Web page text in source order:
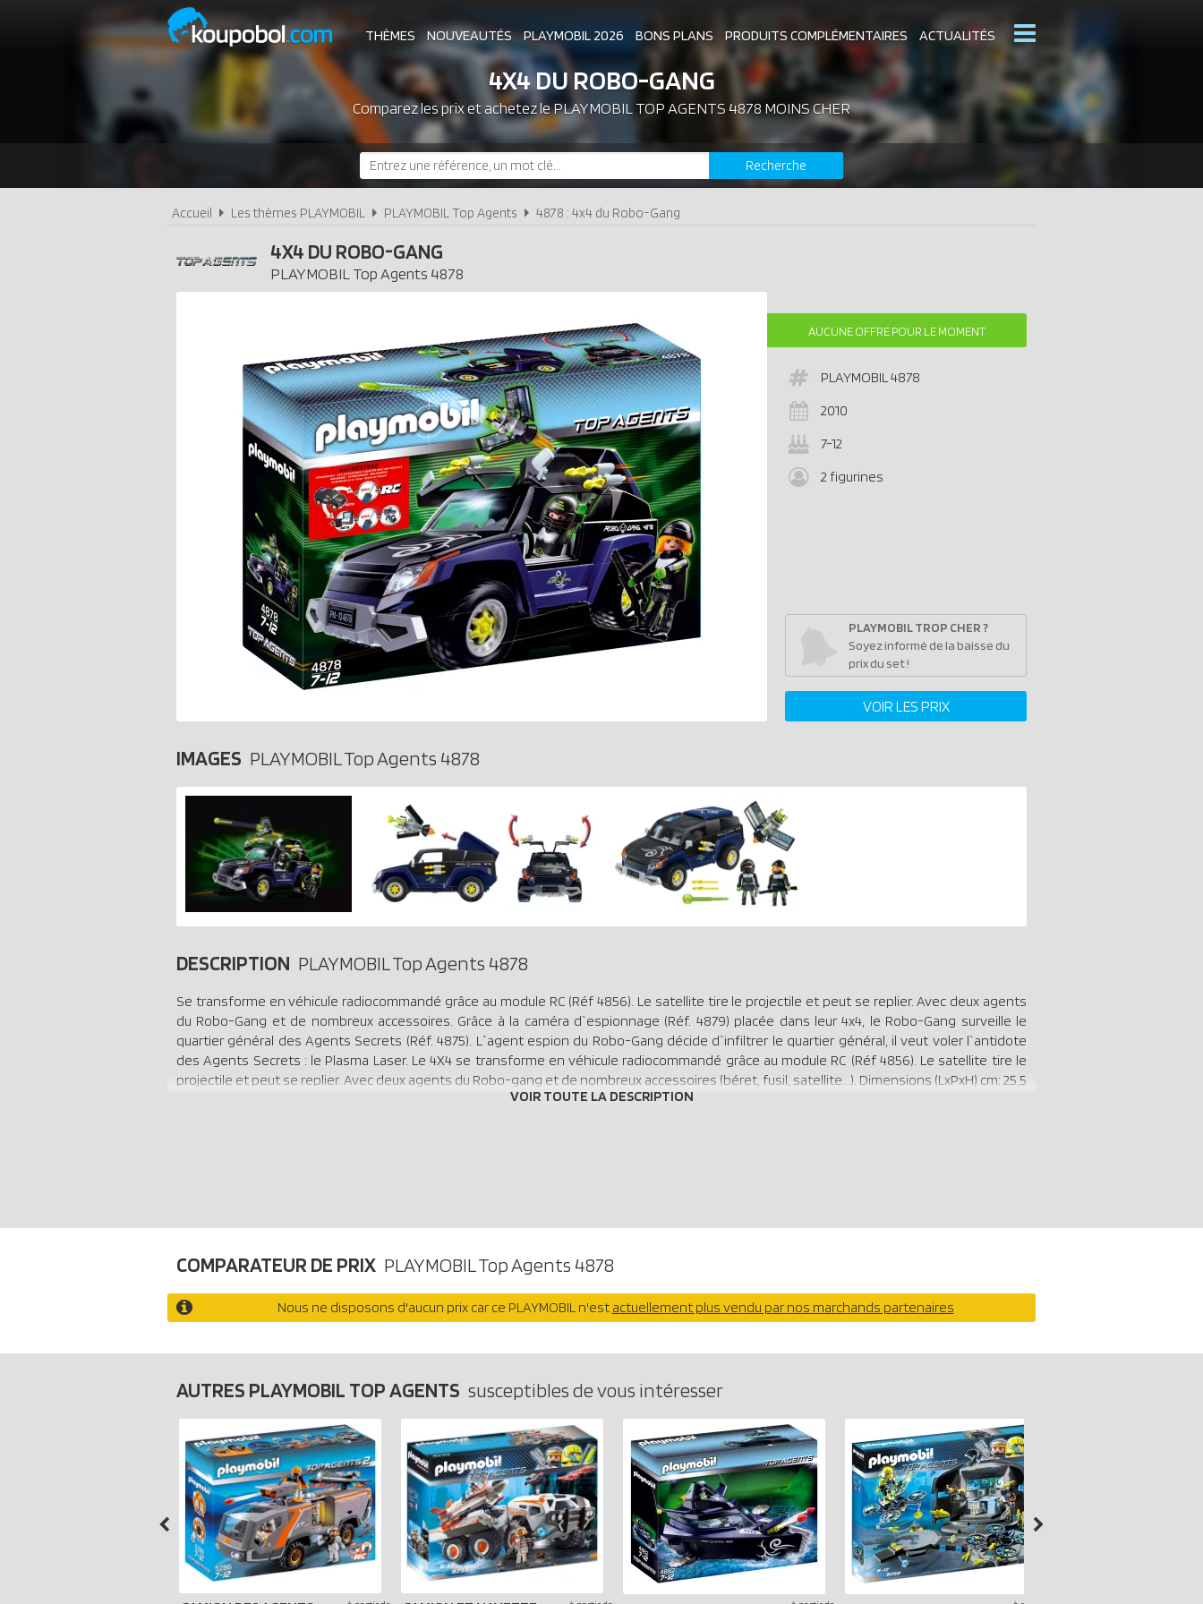
THÈMES NOUVEAUTÉS PLAYMOBIL 2026 BONS PLANS PRODUITS COMPLÉMENTAIRES ACTUALITÉS
ASSOCIATIONS DE FANS EXPOSITIONS PLAYMOBIL CATALOGUES PLAYMOBIL
LES PLAYMOBIL LES PLUS CHERS DERNIERS PLAYMOBIL AJOUTÉS
4X4 DU ROBO-GANG
Comparez les prix et achetez lePLAYMOBIL TOP AGENTS 4878 MOINS CHER
Recherche
Accueil Les thèmes PLAYMOBIL PLAYMOBIL Top Agents 4878 : 4x4 du Robo-Gang
4X4 DU ROBO-GANG
PLAYMOBIL Top Agents 4878
AUCUNE OFFRE POUR LE MOMENT
PLAYMOBIL4878
2010
7-12
2 figurines
PLAYMOBIL TROP CHER ?
Soyez informé de la baisse du
prix du set !
VOIR LES PRIX
IMAGES PLAYMOBIL Top Agents 4878
DESCRIPTION PLAYMOBIL Top Agents 4878
Se transforme en véhicule radiocommandé grâce au module RC (Réf 4856). Le satellite tire le projectile et peut se replier. Avec deux agents
du Robo-Gang et de nombreux accessoires. Grâce à la caméra d`espionnage (Réf. 4879) placée dans leur 4x4, le Robo-Gang surveille le
quartier général des Agents Secrets (Réf. 4875). L`agent espion du Robo-Gang décide d`infiltrer le quartier général, il veut voler l`antidote
des Agents Secrets : le Plasma Laser. Le 4X4 se transforme en véhicule radiocommandé grâce au module RC (Réf 4856). Le satellite tire le
projectile et peut se replier. Avec deux agents du Robo-gang et de nombreux accessoires (béret, fusil, satellite...). Dimensions (LxPxH) cm: 25,5
COMPARATEUR DE PRIX PLAYMOBIL Top Agents 4878
Nous ne disposons d'aucun prix car ce PLAYMOBIL n'est actuellement plus vendu par nos marchands partenaires
AUTRES PLAYMOBIL TOP AGENTS susceptibles de vous intéresser